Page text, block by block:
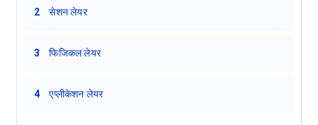
2 सेशन लेयर
3 फिजिकल लेयर
4 एप्लीकेशन लेयर